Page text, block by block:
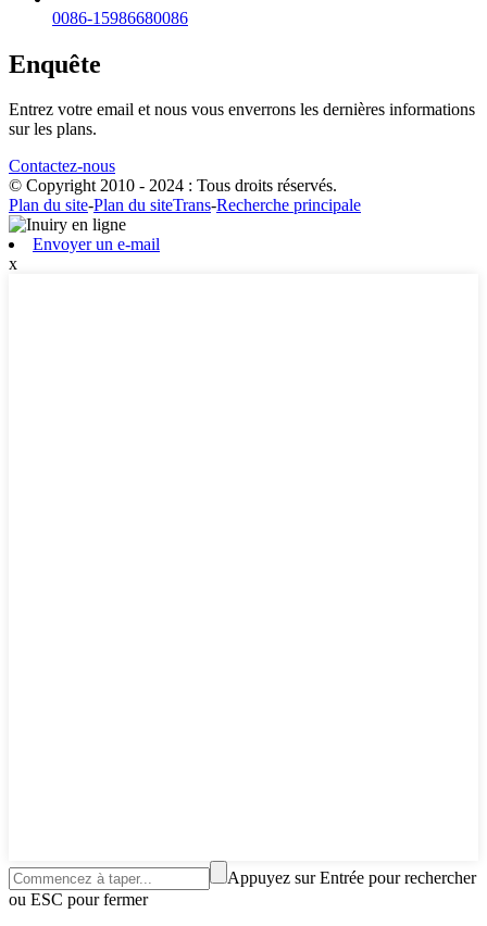
0086-15986680086
Enquête
Entrez votre email et nous vous enverrons les dernières informations
sur les plans.
Contactez-nous
© Copyright 2010 - 2024 : Tous droits réservés.
Plan du site-Plan du siteTrans-Recherche principale
Envoyer un e-mail
x
Appuyez sur Entrée pour rechercher
ou ESC pour fermer